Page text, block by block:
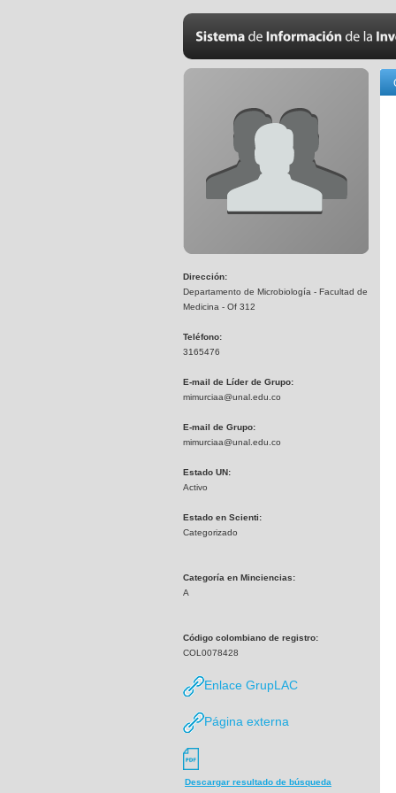
Dirección:
Departamento de Microbiología - Facultad de
Medicina - Of 312
Teléfono:
3165476
E-mail de Líder de Grupo:
mimurciaa@unal.edu.co
E-mail de Grupo:
mimurciaa@unal.edu.co
Estado UN:
Activo
Estado en Scienti:
Categorizado
Categoría en Minciencias:
A
Código colombiano de registro:
COL0078428
Enlace GrupLAC
Página externa
Descargar resultado de búsqueda